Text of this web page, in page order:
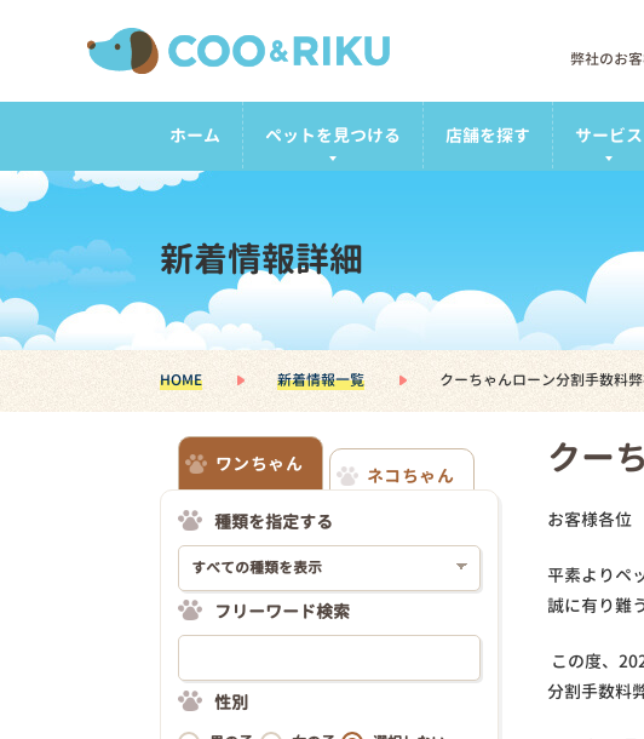
弊社のお
ホーム ペットを見つける 店舗を探す サービス
新着情報詳細
HOME 新着情報一覧 クーちゃんローン分割手数料
クー
お客様各位
平素よりペ
誠に有り難
この度、
分割手数料
ワンちゃん
ネコちゃん
種類を指定する
フリーワード検索
性別